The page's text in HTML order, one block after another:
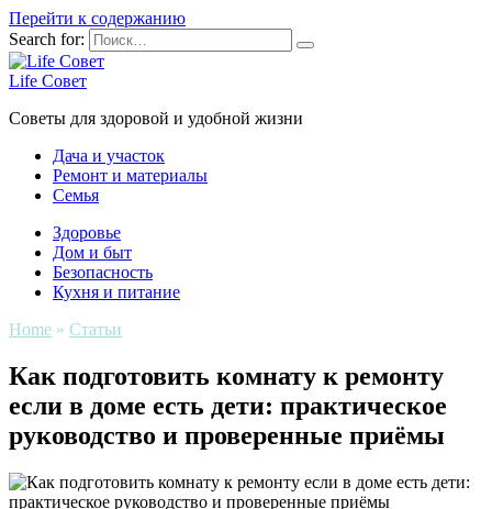
Перейти к содержанию
Search for:
Life Совет
Советы для здоровой и удобной жизни
Дача и участок
Ремонт и материалы
Семья
Здоровье
Дом и быт
Безопасность
Кухня и питание
Home » Статьи
Как подготовить комнату к ремонту
если в доме есть дети: практическое
руководство и проверенные приёмы